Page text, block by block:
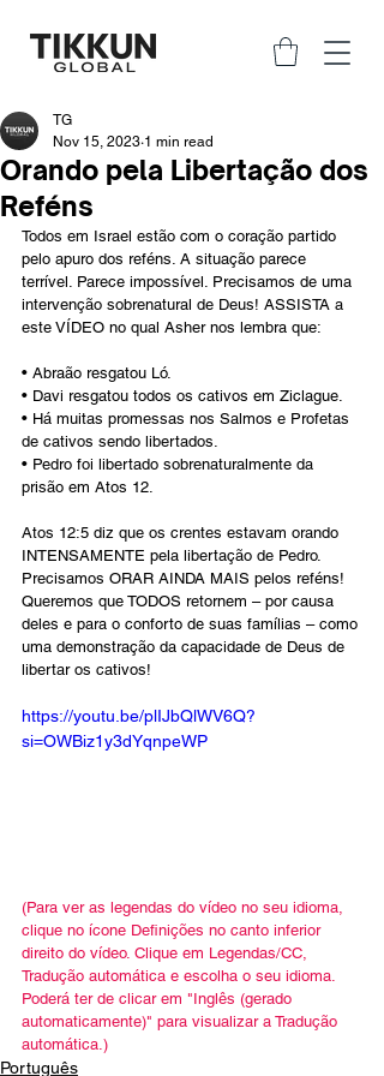
Orando pela Libertação dos
Reféns
TG
Nov 15, 2023 1 min read
Todos em Israel estão com o coração partido
pelo apuro dos reféns. A situação parece
terrível. Parece impossível. Precisamos de uma
intervenção sobrenatural de Deus! ASSISTA a
este VÍDEO no qual Asher nos lembra que:
• Abraão resgatou Ló.
• Davi resgatou todos os cativos em Ziclague.
• Há muitas promessas nos Salmos e Profetas
de cativos sendo libertados.
• Pedro foi libertado sobrenaturalmente da
prisão em Atos 12.
Atos 12:5 diz que os crentes estavam orando
INTENSAMENTE pela libertação de Pedro.
Precisamos ORAR AINDA MAIS pelos reféns!
Queremos que TODOS retornem – por causa
deles e para o conforto de suas famílias – como
uma demonstração da capacidade de Deus de
libertar os cativos!
https://youtu.be/plIJbQlWV6Q?
si=OWBiz1y3dYqnpeWP
(Para ver as legendas do vídeo no seu idioma,
clique no ícone Definições no canto inferior
direito do vídeo. Clique em Legendas/CC,
Tradução automática e escolha o seu idioma.
Poderá ter de clicar em "Inglês (gerado
automaticamente)" para visualizar a Tradução
automática.)
Português